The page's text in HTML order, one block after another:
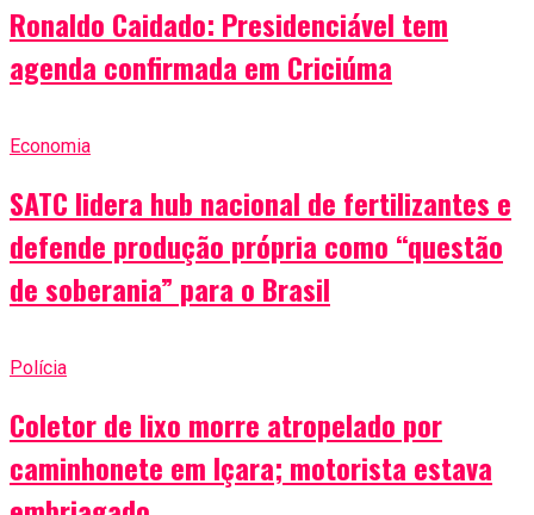
Ronaldo Caidado: Presidenciável tem
agenda confirmada em Criciúma
Economia
SATC lidera hub nacional de fertilizantes e
defende produção própria como “questão
de soberania” para o Brasil
Polícia
Coletor de lixo morre atropelado por
caminhonete em Içara; motorista estava